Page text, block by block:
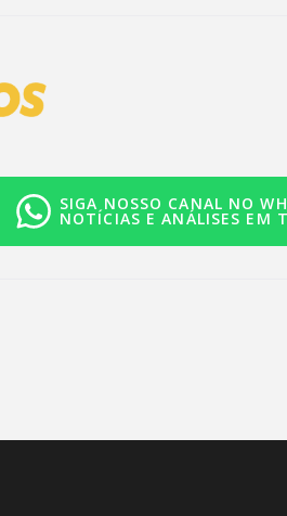
SIGA NOSSO CANAL NO
NOTÍCIAS E ANÁLISES EM